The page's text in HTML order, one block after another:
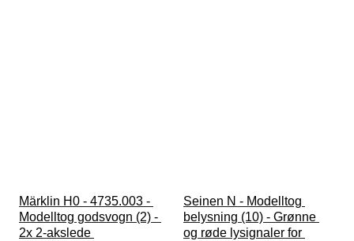
Märklin H0 - 4735.003 -
Modelltog godsvogn (2) -
2x 2-akslede
Seinen N - Modelltog
belysning (10) - Grønne
og røde lysignaler for